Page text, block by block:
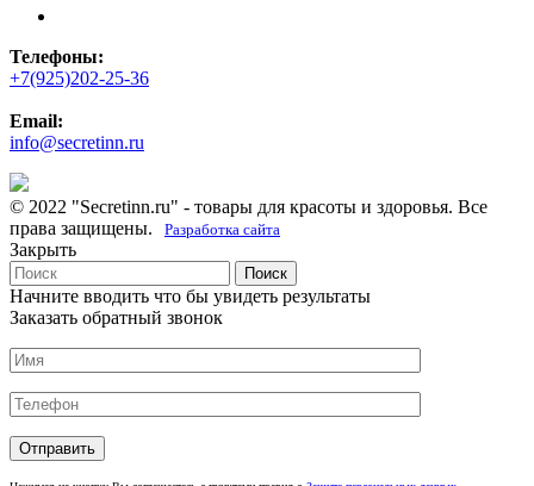
Телефоны:
+7(925)202-25-36
Email:
info@secretinn.ru
© 2022 "Secretinn.ru" - товары для красоты и здоровья. Все
права защищены.
Разработка сайта
Закрыть
Поиск
Начните вводить что бы увидеть результаты
Заказать обратный звонок